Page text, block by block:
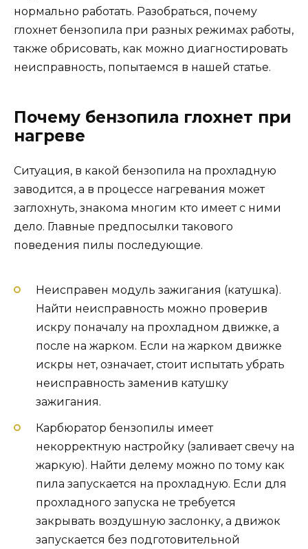
нормально работать. Разобраться, почему
глохнет бензопила при разных режимах работы,
также обрисовать, как можно диагностировать
неисправность, попытаемся в нашей статье.
Почему бензопила глохнет при
нагреве
Ситуация, в какой бензопила на прохладную
заводится, а в процессе нагревания может
заглохнуть, знакома многим кто имеет с ними
дело. Главные предпосылки такового
поведения пилы последующие.
Неисправен модуль зажигания (катушка).
Найти неисправность можно проверив
искру поначалу на прохладном движке, а
после на жарком. Если на жарком движке
искры нет, означает, стоит испытать убрать
неисправность заменив катушку
зажигания.
Карбюратор бензопилы имеет
некорректную настройку (заливает свечу на
жаркую). Найти делему можно по тому как
пила запускается на прохладную. Если для
прохладного запуска не требуется
закрывать воздушную заслонку, а движок
запускается без подготовительной